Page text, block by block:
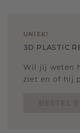
UNIEK!
3D PLASTIC
Wil jij weten
ziet en of hij